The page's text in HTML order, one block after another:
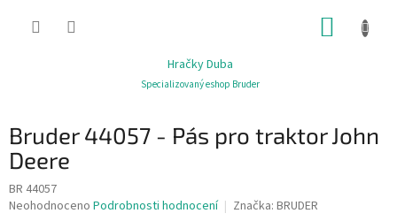
Hračky Duba
Specializovaný eshop Bruder
Bruder 44057 - Pás pro traktor John
Deere
BR 44057
Průměrné
Neohodnoceno Podrobnosti hodnocení Značka: BRUDER